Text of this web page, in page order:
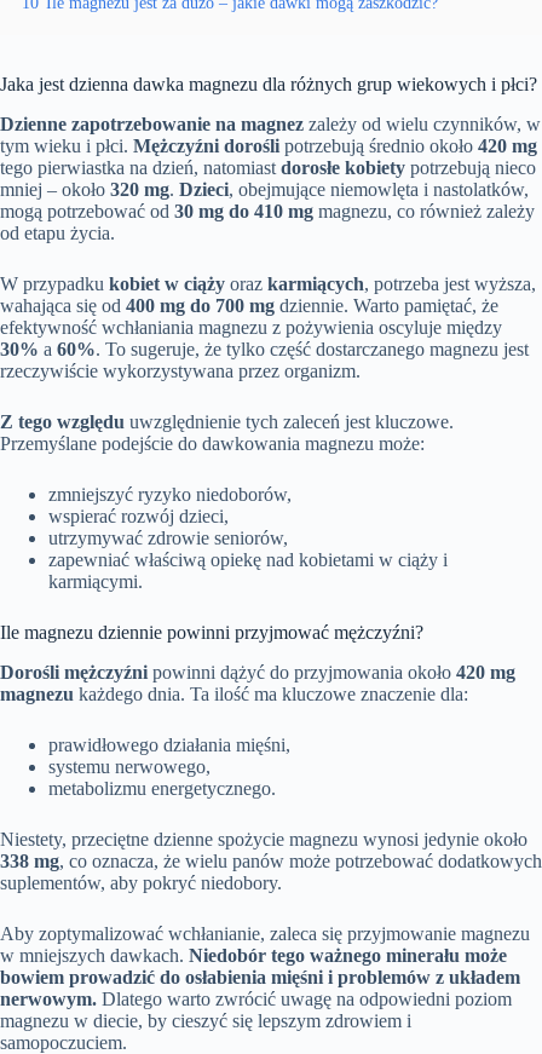
Jaka jest dzienna dawka magnezu dla różnych grup wiekowych i płci?
Dzienne zapotrzebowanie na magnez zależy od wielu czynników, w
tym wieku i płci. Mężczyźni dorośli potrzebują średnio około 420 mg
tego pierwiastka na dzień, natomiast dorosłe kobiety potrzebują nieco
mniej – około 320 mg. Dzieci, obejmujące niemowlęta i nastolatków,
mogą potrzebować od 30 mg do 410 mg magnezu, co również zależy
od etapu życia.
W przypadku kobiet w ciąży oraz karmiących, potrzeba jest wyższa,
wahająca się od 400 mg do 700 mg dziennie. Warto pamiętać, że
efektywność wchłaniania magnezu z pożywienia oscyluje między
30% a 60%. To sugeruje, że tylko część dostarczanego magnezu jest
rzeczywiście wykorzystywana przez organizm.
Z tego względu uwzględnienie tych zaleceń jest kluczowe.
Przemyślane podejście do dawkowania magnezu może:
zmniejszyć ryzyko niedoborów,
wspierać rozwój dzieci,
utrzymywać zdrowie seniorów,
zapewniać właściwą opiekę nad kobietami w ciąży i
karmiącymi.
Ile magnezu dziennie powinni przyjmować mężczyźni?
Dorośli mężczyźni powinni dążyć do przyjmowania około 420 mg
magnezu każdego dnia. Ta ilość ma kluczowe znaczenie dla:
prawidłowego działania mięśni,
systemu nerwowego,
metabolizmu energetycznego.
Niestety, przeciętne dzienne spożycie magnezu wynosi jedynie około
338 mg, co oznacza, że wielu panów może potrzebować dodatkowych
suplementów, aby pokryć niedobory.
Aby zoptymalizować wchłanianie, zaleca się przyjmowanie magnezu
w mniejszych dawkach. Niedobór tego ważnego minerału może
bowiem prowadzić do osłabienia mięśni i problemów z układem
nerwowym. Dlatego warto zwrócić uwagę na odpowiedni poziom
magnezu w diecie, by cieszyć się lepszym zdrowiem i
samopoczuciem.